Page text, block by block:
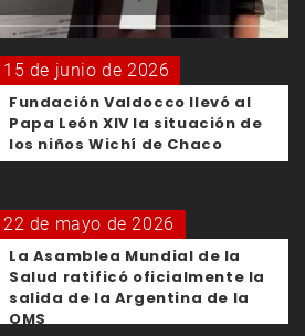
15 de junio de 2026
Fundación Valdocco llevó al
Papa León XIV la situación de
los niños Wichí de Chaco
22 de mayo de 2026
La Asamblea Mundial de la
Salud ratificó oficialmente la
salida de la Argentina de la
OMS